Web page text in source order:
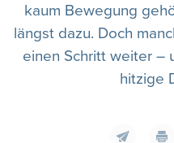
kaum Bewegung
längst dazu. Doch
einen Schritt weiter –
hitzige